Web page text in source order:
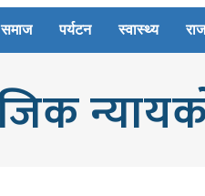
समाज पर्यटन स्वास्थ्य